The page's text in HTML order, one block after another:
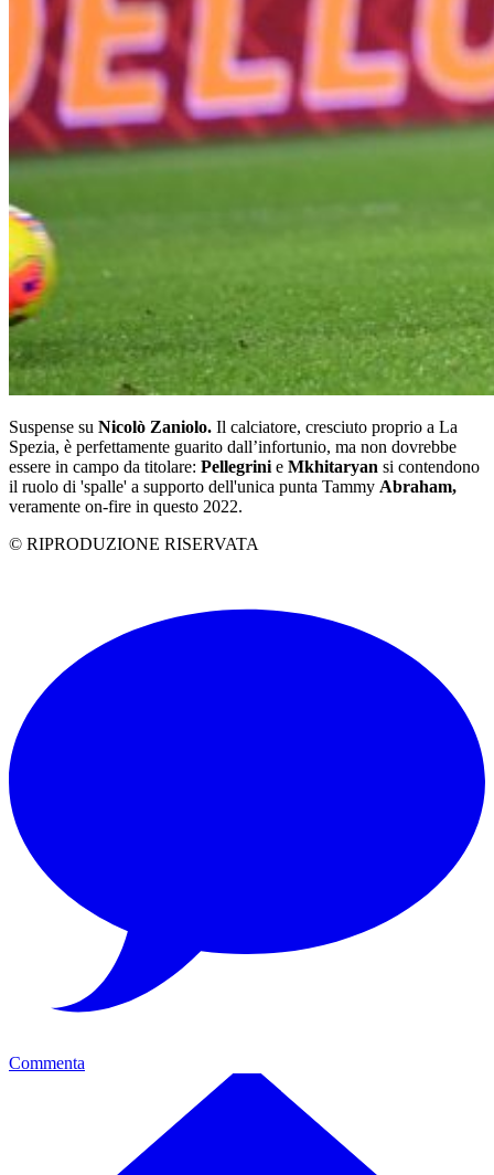
Suspense su Nicolò Zaniolo. Il calciatore, cresciuto proprio a La
Spezia, è perfettamente guarito dall’infortunio, ma non dovrebbe
essere in campo da titolare: Pellegrini e Mkhitaryan si contendono
il ruolo di 'spalle' a supporto dell'unica punta Tammy Abraham,
veramente on-fire in questo 2022.
© RIPRODUZIONE RISERVATA
Commenta